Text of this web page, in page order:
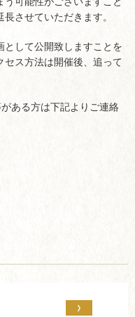
させていただきます。
として公開致しますことを
セス方法は開催後、追って
ある方は下記よりご連絡
›